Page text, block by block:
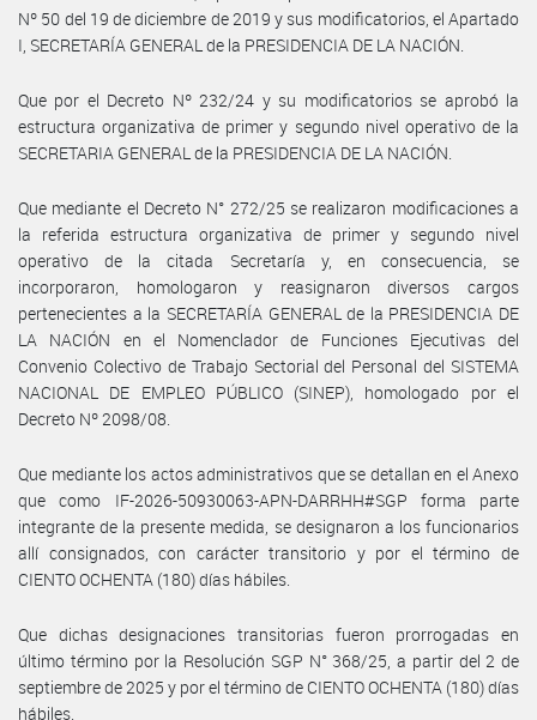
Nº 50 del 19 de diciembre de 2019 y sus modificatorios, el Apartado
I, SECRETARÍA GENERAL de la PRESIDENCIA DE LA NACIÓN.
Que por el Decreto Nº 232/24 y su modificatorios se aprobó la
estructura organizativa de primer y segundo nivel operativo de la
SECRETARIA GENERAL de la PRESIDENCIA DE LA NACIÓN.
Que mediante el Decreto N° 272/25 se realizaron modificaciones a
la referida estructura organizativa de primer y segundo nivel
operativo de la citada Secretaría y, en consecuencia, se
incorporaron, homologaron y reasignaron diversos cargos
pertenecientes a la SECRETARÍA GENERAL de la PRESIDENCIA DE
LA NACIÓN en el Nomenclador de Funciones Ejecutivas del
Convenio Colectivo de Trabajo Sectorial del Personal del SISTEMA
NACIONAL DE EMPLEO PÚBLICO (SINEP), homologado por el
Decreto Nº 2098/08.
Que mediante los actos administrativos que se detallan en el Anexo
que como IF-2026-50930063-APN-DARRHH#SGP forma parte
integrante de la presente medida, se designaron a los funcionarios
allí consignados, con carácter transitorio y por el término de
CIENTO OCHENTA (180) días hábiles.
Que dichas designaciones transitorias fueron prorrogadas en
último término por la Resolución SGP N° 368/25, a partir del 2 de
septiembre de 2025 y por el término de CIENTO OCHENTA (180) días
hábiles.